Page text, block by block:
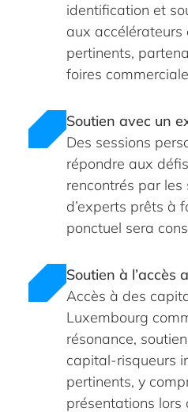
identification et
aux accélérateurs
pertinents,
foires
Soutien avec un
Des sessions
répondre aux
rencontrés par les
d’experts prêts à
ponctuel sera
Soutien à l’accès
Accès à des
Luxembourg
résonance,
capital-risqueurs
pertinents, y
présentations lors